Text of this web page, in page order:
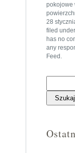
pokojowe
28
filed under
has no
any
Feed .